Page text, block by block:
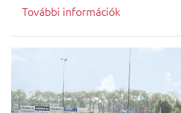
További információk